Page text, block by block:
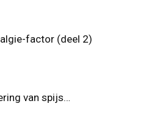
factor (deel 2)
van spijs…